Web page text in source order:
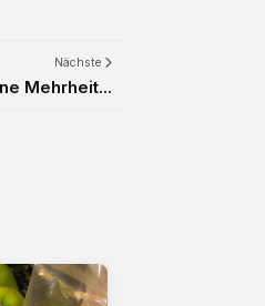
Nächste
Mehrheit...